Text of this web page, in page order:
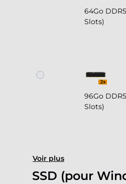
64Go
Slots)
96Go
Slots)
Voir plus
SSD (pour